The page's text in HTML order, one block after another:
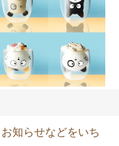
知らせなどをいち